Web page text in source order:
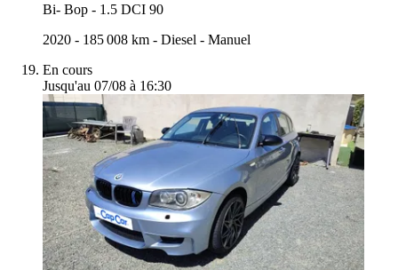
Bi- Bop - 1.5 DCI 90
2020 - 185 008 km - Diesel - Manuel
En cours
Jusqu'au 07/08 à 16:30